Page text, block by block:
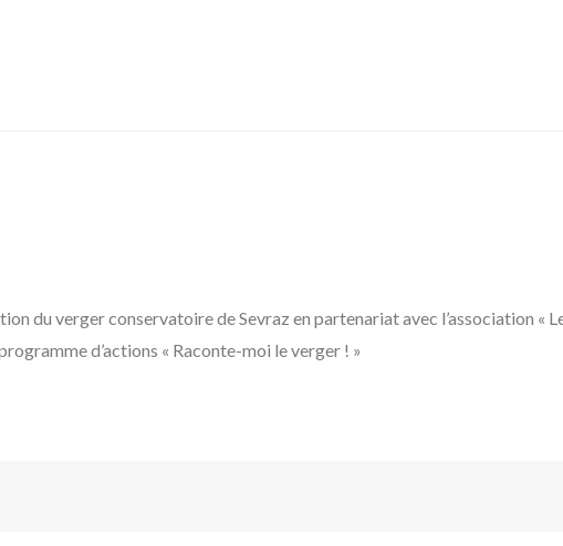
du verger conservatoire de Sevraz en partenariat avec l’association «
d’actions « Raconte-moi le verger ! »